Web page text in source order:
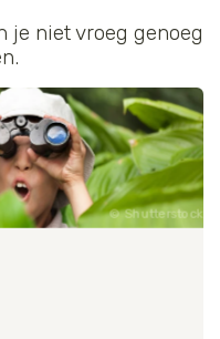
je niet vroeg genoeg
Shutterstock